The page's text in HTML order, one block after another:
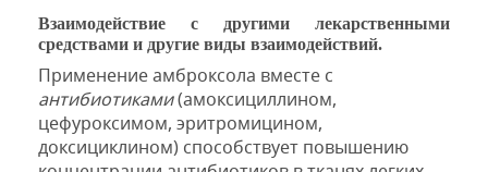
Взаимодействие с другими лекарственными
средствами и другие виды взаимодействий.
Применение амброксола вместе с
антибиотиками(амоксициллином,
цефуроксимом, эритромицином,
доксициклином) способствует повышению